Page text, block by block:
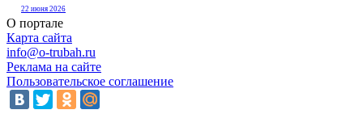
22 июня 2026
О портале
Карта сайта
info@o-trubah.ru
Реклама на сайте
Пользовательское соглашение